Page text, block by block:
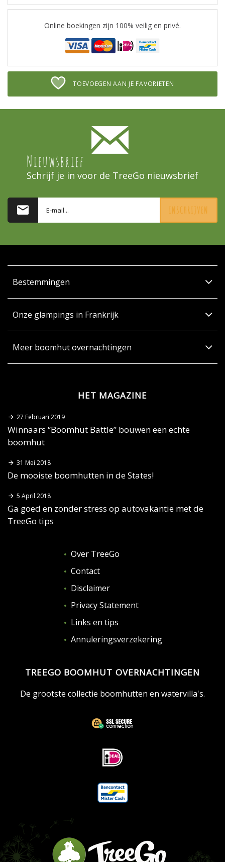
Online boekingen zijn 100% veilig en privé.
TOEVOEGEN AAN JE FAVORIETEN
Nieuwsbrief
Schrijf je in voor de TreeGo nieuwsbrief
INSCHRIJVEN
Bestemmingen
Onze glampings in Frankrijk
Meer boomhut overnachtingen
HET MAGAZINE
27 Februari 2019
Winnaars “Boomhut Battle” bouwen een echte
boomhut
31 Mei 2018
De mooiste boomhutten in de States!
5 April 2018
Ga goed en zonder stress op autovakantie met de
TreeGo tips
Over TreeGo
Contact
Disclaimer
Privacy Statement
Links en tips
Annuleringsverzekering
TREEGO BOOMHUT OVERNACHTINGEN
De grootste collectie boomhutten en watervilla's.